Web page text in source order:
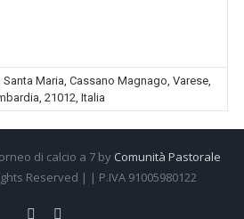
Maria, Cassano Magnago, Varese,
21012, Italia
di calcio a 7 by Comunità Pastorale
Reserved | | P.IVA 91005980122
Facebook